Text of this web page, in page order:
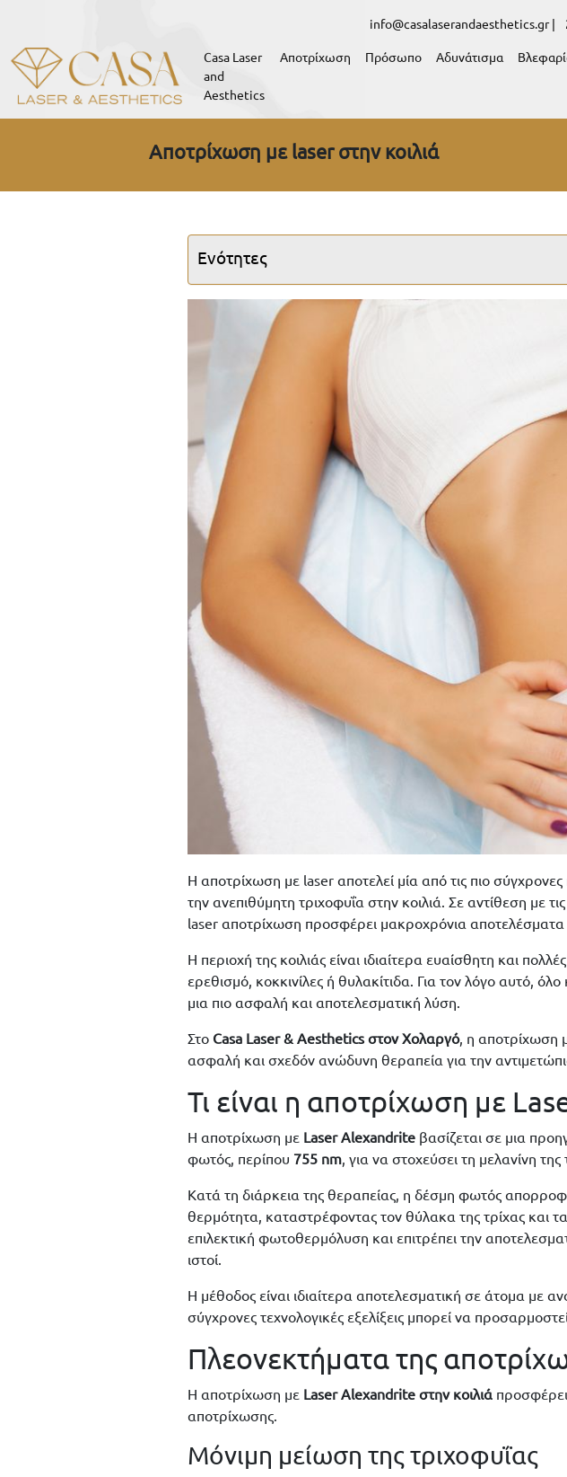
info@casalaserandaesthetics.gr |
Casa Laser
and
Aesthetics
Αποτρίχωση Πρόσωπο Αδυνάτισμα
Αποτρίχωση με laser στην κοιλιά
Ενότητες
Η αποτρίχωση με laser αποτελεί μία από τις πιο
την ανεπιθύμητη τριχοφυΐα στην κοιλιά. Σε αντίθεση με
laser αποτρίχωση προσφέρει μακροχρόνια αποτελέσματα
Η περιοχή της κοιλιάς είναι ιδιαίτερα ευαίσθητη και
ερεθισμό, κοκκινίλες ή θυλακίτιδα. Για τον λόγο αυτό,
μια πιο ασφαλή και αποτελεσματική λύση.
Στο Casa Laser & Aesthetics στον Χολαργό, η αποτρίχωση
ασφαλή και σχεδόν ανώδυνη θεραπεία για την
Τι είναι η αποτρίχωση με
Η αποτρίχωση με Laser Alexandrite βασίζεται σε μια
φωτός, περίπου 755 nm , για να στοχεύσει τη μελανίνη της
Κατά τη διάρκεια της θεραπείας, η δέσμη φωτός
θερμότητα, καταστρέφοντας τον θύλακα της τρίχας και
επιλεκτική φωτοθερμόλυση και επιτρέπει την
ιστοί.
Η μέθοδος είναι ιδιαίτερα αποτελεσματική σε άτομα με
σύγχρονες τεχνολογικές εξελίξεις μπορεί να
Πλεονεκτήματα της
Η αποτρίχωση με Laser Alexandrite στην κοιλιά
αποτρίχωσης.
Μόνιμη μείωση της τριχοφυΐας